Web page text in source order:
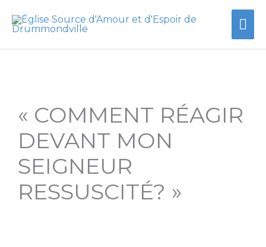
« COMMENT RÉAGIR
DEVANT MON
SEIGNEUR
RESSUSCITÉ? »